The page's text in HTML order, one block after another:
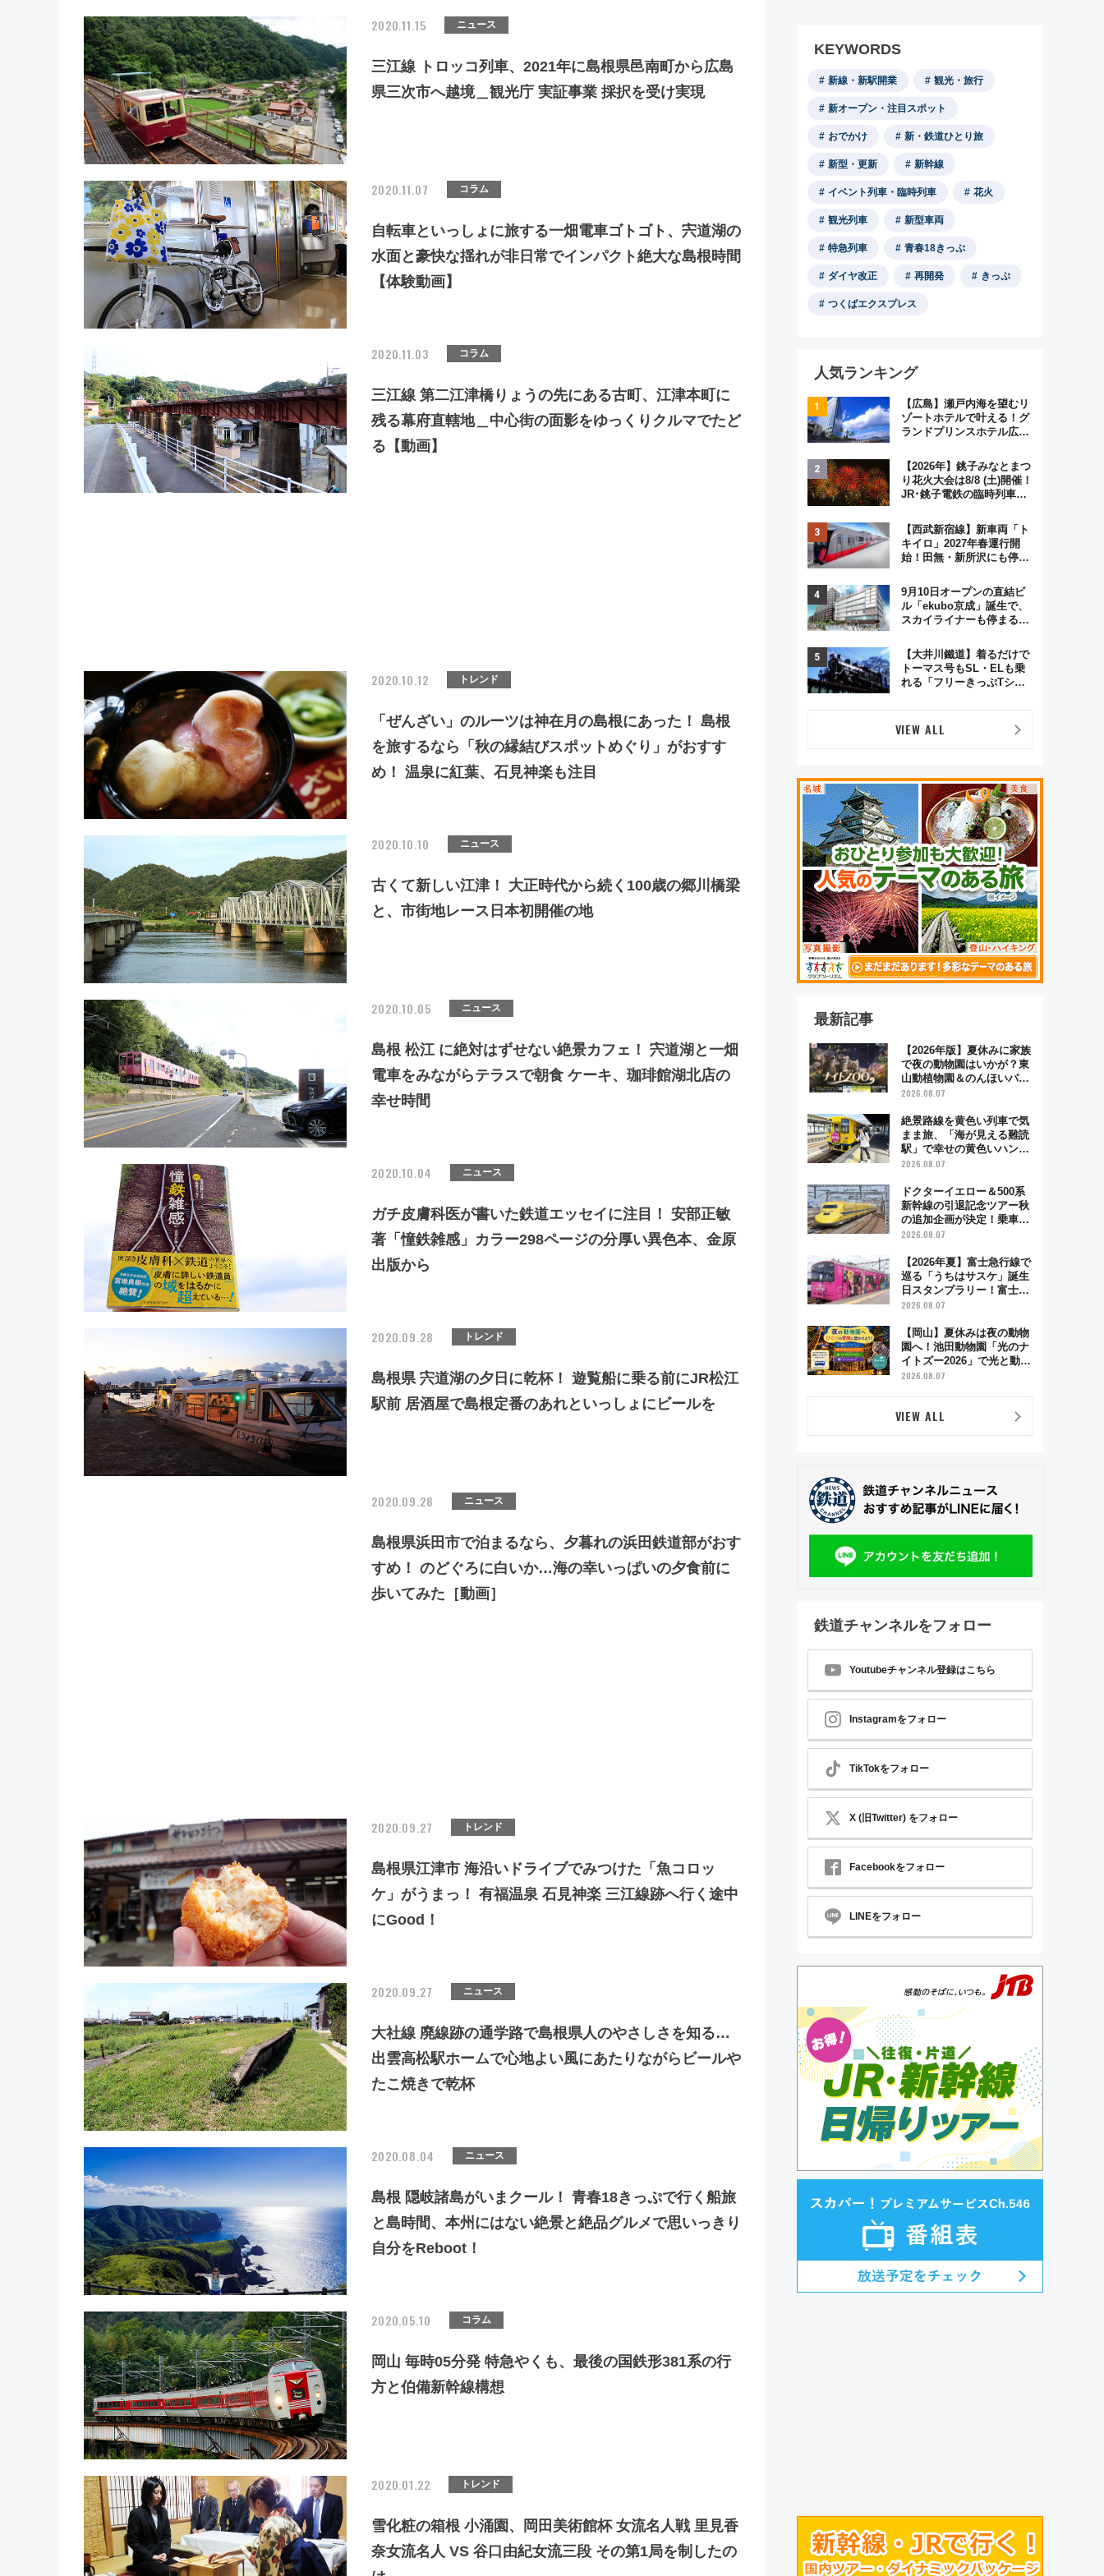
2020.11.15 ニュース
三江線 トロッコ列車、2021年に島根県邑南町から広島
県三次市へ越境＿観光庁 実証事業 採択を受け実現
2020.11.07 コラム
自転車といっしょに旅する一畑電車ゴトゴト、宍道湖の
水面と豪快な揺れが非日常でインパクト絶大な島根時間
【体験動画】
2020.11.03 コラム
三江線 第二江津橋りょうの先にある古町、江津本町に
残る幕府直轄地＿中心街の面影をゆっくりクルマでたど
る【動画】
2020.10.12 トレンド
「ぜんざい」のルーツは神在月の島根にあった！ 島根
を旅するなら「秋の縁結びスポットめぐり」がおすす
め！ 温泉に紅葉、石見神楽も注目
2020.10.10 ニュース
古くて新しい江津！ 大正時代から続く100歳の郷川橋梁
と、市街地レース日本初開催の地
2020.10.05 ニュース
島根 松江 に絶対はずせない絶景カフェ！ 宍道湖と一畑
電車をみながらテラスで朝食 ケーキ、珈琲館湖北店の
幸せ時間
2020.10.04 ニュース
ガチ皮膚科医が書いた鉄道エッセイに注目！ 安部正敏
著「憧鉄雑感」カラー298ページの分厚い異色本、金原
出版から
2020.09.28 トレンド
島根県 宍道湖の夕日に乾杯！ 遊覧船に乗る前にJR松江
駅前 居酒屋で島根定番のあれといっしょにビールを
2020.09.28 ニュース
島根県浜田市で泊まるなら、夕暮れの浜田鉄道部がおす
すめ！ のどぐろに白いか…海の幸いっぱいの夕食前に
歩いてみた［動画］
2020.09.27 トレンド
島根県江津市 海沿いドライブでみつけた「魚コロッ
ケ」がうまっ！ 有福温泉 石見神楽 三江線跡へ行く途中
にGood！
2020.09.27 ニュース
大社線 廃線跡の通学路で島根県人のやさしさを知る…
出雲高松駅ホームで心地よい風にあたりながらビールや
たこ焼きで乾杯
2020.08.04 ニュース
島根 隠岐諸島がいまクール！ 青春18きっぷで行く船旅
と島時間、本州にはない絶景と絶品グルメで思いっきり
自分をReboot！
2020.05.10 コラム
岡山 毎時05分発 特急やくも、最後の国鉄形381系の行
方と伯備新幹線構想
2020.01.22 トレンド
雪化粧の箱根 小涌園、岡田美術館杯 女流名人戦 里見香
奈女流名人 VS 谷口由紀女流三段 その第1局を制したの
KEYWORDS
新線・新駅開業 観光・旅行
新オープン・注目スポット
おでかけ 新・鉄道ひとり旅
新型・更新 新幹線
イベント列車・臨時列車 花火
観光列車 新型車両
特急列車 青春18きっぷ
ダイヤ改正 再開発 きっぷ
つくばエクスプレス
人気ランキング
【広島】瀬戸内海を望むリ
ゾートホテルで叶える！グ
ランドプリンスホテル広島
ジュアルパーティープラン
【2026年】銚子みなとまつ
り花火大会は8/8 (土)開催！
JR･銚子電鉄の臨時列車や
く8,000発の大迫力＆屋台
を満喫
【西武新宿線】新車両「ト
キイロ」2027年春運行開
始！田無・新所沢にも停
弾」も
9月10日オープンの直結ビ
ル「ekubo京成」誕生で、
スカイライナーも停まる巨
変わる？ 全テナント情報も
公開！
【大井川鐵道】着るだけで
トーマス号もSL・ELも乗
れる「フリーきっぷTシャ
VIEW ALL
最新記事
【2026年版】夏休みに家族
で夜の動物園はいかが？東
山動植物園＆のんほいパー
ク「ナイトZOO」開催情報
2026.08.07
絶景路線を黄色い列車で気
まま旅、「海が見える難読
駅」で幸せの黄色いハンカ
チに願いを 「新・鉄道ひ
「島原鉄道」
2026.08.07
ドクターイエロー＆500系
新幹線の引退記念ツアー秋
の追加企画が決定！乗車体
験やグッズ・ホテル情報ま
2026.08.07
【2026年夏】富士急行線で
巡る「うちはサスケ」誕生
日スタンプラリー！富士急
ハイランド限定グルメ＆グ
2026.08.07
【岡山】夏休みは夜の動物
園へ！池田動物園「光のナ
イトズー2026」で光と動物
が彩る特別な夜
2026.08.07
VIEW ALL
鉄道チャンネルをフォロー
Youtubeチャンネル登録はこちら
Instagramをフォロー
TikTokをフォロー
X (旧Twitter) をフォロー
Facebookをフォロー
LINEをフォロー